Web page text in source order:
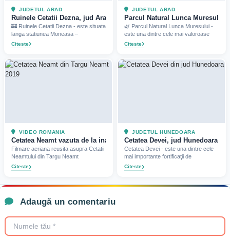
JUDETUL ARAD
Ruinele Cetatii Dezna, jud Arad (2025)
🏰 Ruinele Cetatii Dezna - este situata
langa statiunea Moneasa –
Citeste
JUDETUL ARAD
Parcul Natural Lunca Muresului,
🌿 Parcul Natural Lunca Muresului -
este una dintre cele mai valoroase
Citeste
VIDEO ROMANIA
Cetatea Neamt vazuta de la inaltime (2019)
Filmare aeriana reusita asupra Cetatii
Neamtului din Targu Neamt
Citeste
JUDETUL HUNEDOARA
Cetatea Devei, jud Hunedoara
Cetatea Devei - este una dintre cele
mai importante fortificaţii de
Citeste
Adaugă un comentariu